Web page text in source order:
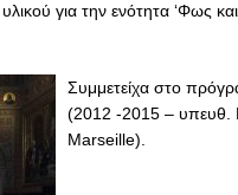
για την ενότητα ‘Φως
Συμμετείχα στο
(2012 -2015 – υπευθ.
Marseille).